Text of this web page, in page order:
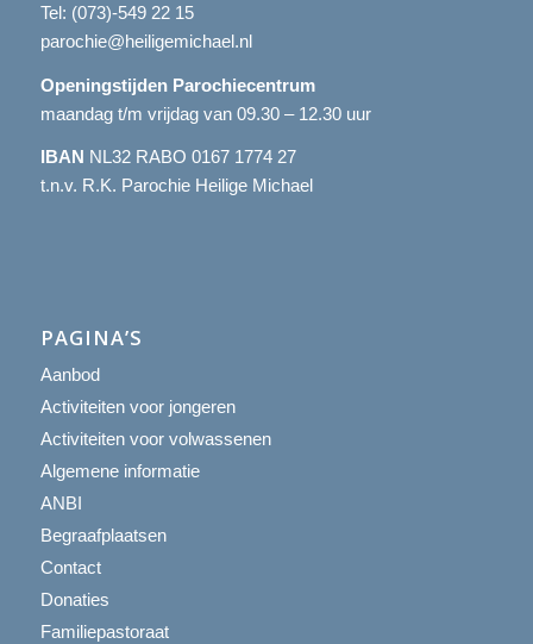
Tel: (073)-549 22 15
parochie@heiligemichael.nl
Openingstijden Parochiecentrum
maandag t/m vrijdag van 09.30 – 12.30 uur
IBAN NL32 RABO 0167 1774 27
t.n.v. R.K. Parochie Heilige Michael
PAGINA’S
Aanbod
Activiteiten voor jongeren
Activiteiten voor volwassenen
Algemene informatie
ANBI
Begraafplaatsen
Contact
Donaties
Familiepastoraat